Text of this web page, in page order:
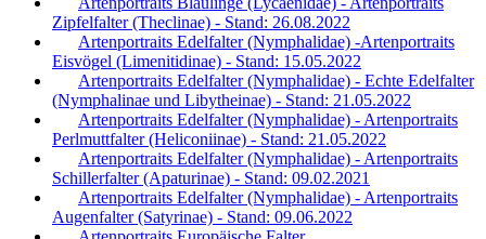
Zipfelfalter (Theclinae) - Stand: 26.08.2022
Artenportraits Edelfalter (Nymphalidae) -Artenportraits
Eisvögel (Limenitidinae) - Stand: 15.05.2022
Artenportraits Edelfalter (Nymphalidae) - Echte Edelfalter
(Nymphalinae und Libytheinae) - Stand: 21.05.2022
Artenportraits Edelfalter (Nymphalidae) - Artenportraits
Perlmuttfalter (Heliconiinae) - Stand: 21.05.2022
Artenportraits Edelfalter (Nymphalidae) - Artenportraits
Schillerfalter (Apaturinae) - Stand: 09.02.2021
Artenportraits Edelfalter (Nymphalidae) - Artenportraits
Augenfalter (Satyrinae) - Stand: 09.06.2022